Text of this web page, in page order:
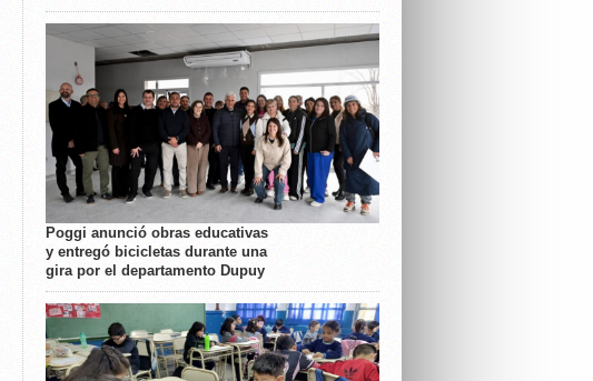
Poggi anunció obras educativas
y entregó bicicletas durante una
gira por el departamento Dupuy